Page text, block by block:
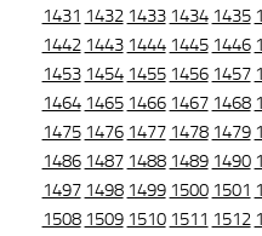
1431 1432 1433 1434 1435
1442 1443 1444 1445 1446
1453 1454 1455 1456 1457
1464 1465 1466 1467 1468
1475 1476 1477 1478 1479
1486 1487 1488 1489 1490
1497 1498 1499 1500 1501
1508 1509 1510 1511 1512